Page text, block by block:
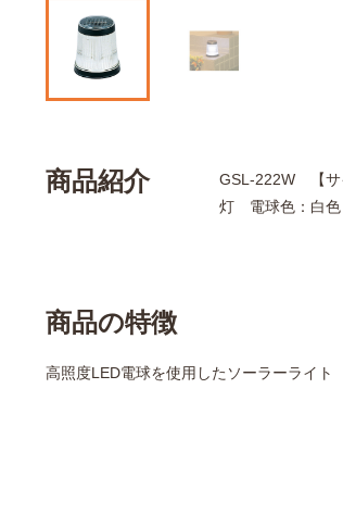
商品紹介
GSL-222W 【サ
灯 電球色：白
商品の特徴
高照度LED電球を使用したソーラーライト